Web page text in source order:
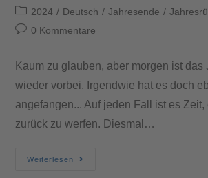
2024 / Deutsch / Jahresende /
0 Kommentare
Kaum zu glauben, aber morgen ist das
wieder vorbei. Irgendwie hat es doch
angefangen... Auf jeden Fall ist es
zurück zu werfen. Diesmal…
Weiterlesen